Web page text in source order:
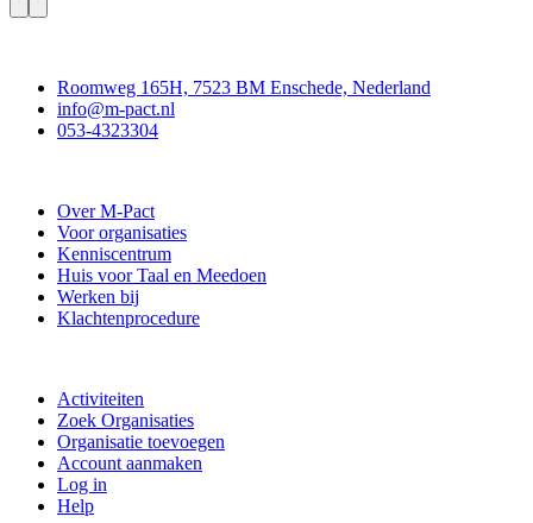
Roomweg 165H, 7523 BM Enschede, Nederland
info@m-pact.nl
053-4323304
Over M-Pact
Voor organisaties
Kenniscentrum
Huis voor Taal en Meedoen
Werken bij
Klachtenprocedure
Activiteiten
Zoek Organisaties
Organisatie toevoegen
Account aanmaken
Log in
Help